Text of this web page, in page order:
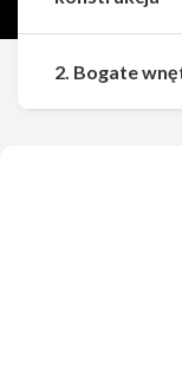
2. Bogate